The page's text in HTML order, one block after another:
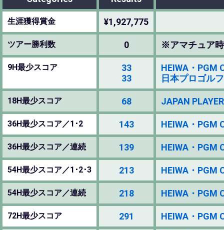
生涯獲得賞金 ¥1,927,775
ツアー勝利数 0 ※アマチュア
9H最少スコア
33
33
HEIWA・PGM
日本プロゴル
18H最少スコア 68 JAPAN
36H最少スコア／1･2 143 HEIWA・PGM
36H最少スコア／連続 139 HEIWA・PGM
54H最少スコア／1･2･3 213 HEIWA・PGM
54H最少スコア／連続 218 HEIWA・PGM
72H最少スコア 291 HEIWA・PGM